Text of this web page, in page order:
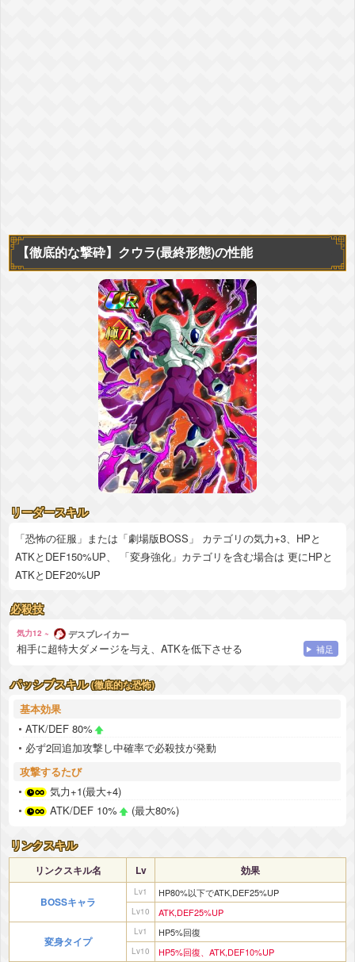
【徹底的な撃砕】 クウラ(最終形態)の性能
リーダースキル
「恐怖の征服」または「劇場版BOSS」 カテゴリの気力+3、HPと
ATKとDEF150%UP、 「変身強化」カテゴリを含む場合は 更にHPと
ATKとDEF20%UP
必殺技
気力12 ~ デスブレイカー
相手に超特大ダメージを与え、ATKを低下させる 補足
パッシブスキル (徹底的な恐怖)
基本効果
ATK/DEF 80%
必ず2回追加攻撃し中確率で必殺技が発動
攻撃するたび
気力+1(最大+4)
ATK/DEF 10%
(最大80%)
リンクスキル
リンクスキル名 Lv 効果
BOSSキャラ
Lv1 HP80%以下でATK,DEF25%UP
Lv10 ATK,DEF25%UP
変身タイプ
Lv1 HP5%回復
Lv10 HP5%回復、ATK,DEF10%UP